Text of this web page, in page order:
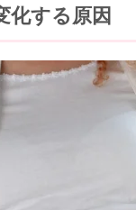
化する原因